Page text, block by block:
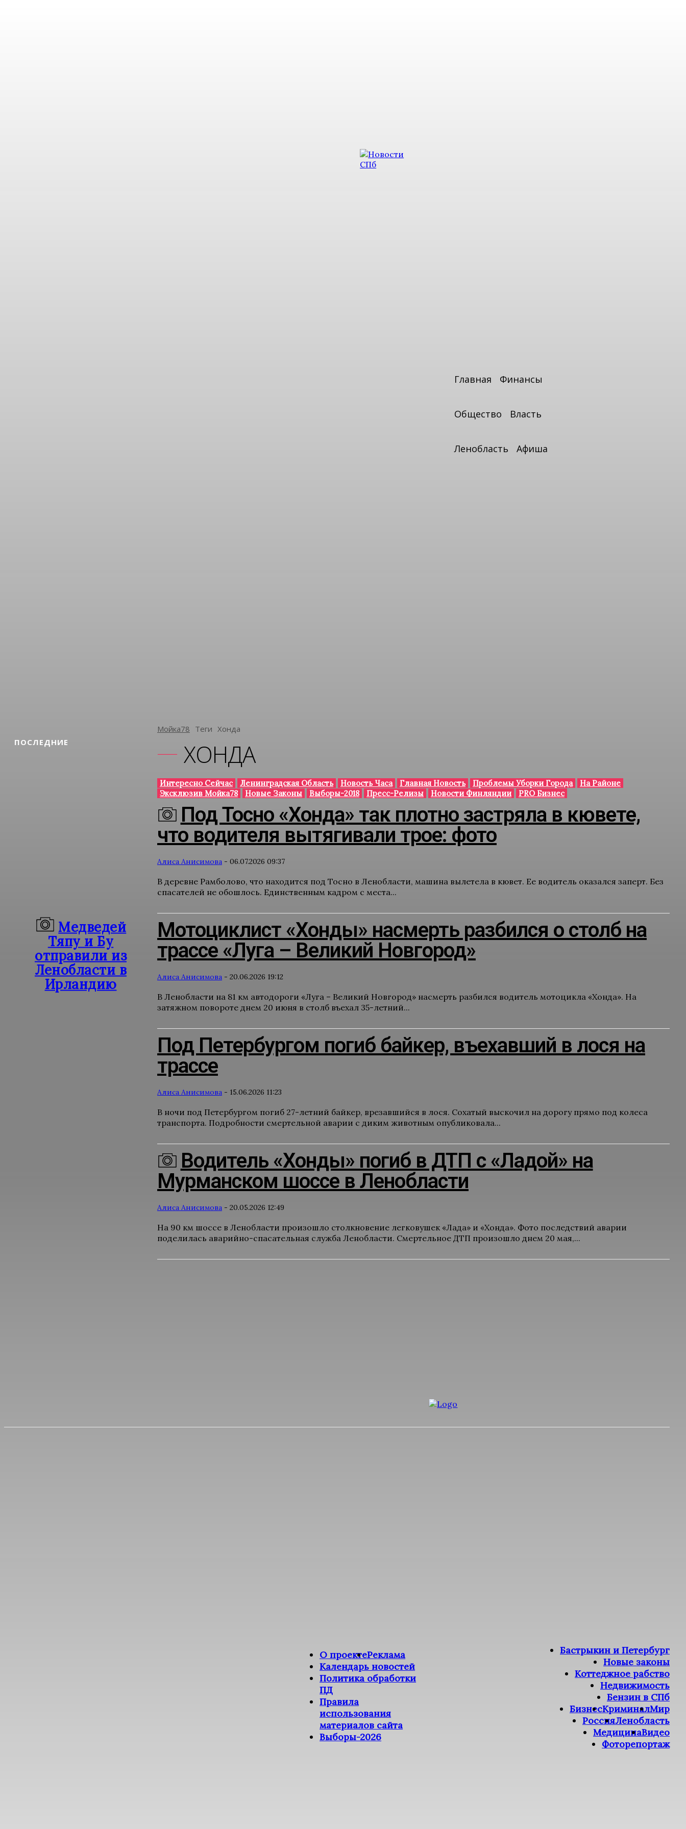
Главная Финансы
Общество Власть
Ленобласть Афиша
ПОСЛЕДНИЕ
Медведей
Тяпу и Бу
отправили из
Ленобласти в
Ирландию
Мойка78 Теги Хонда
ХОНДА
Интересно Сейчас Ленинградская Область Новость Часа Главная Новость Проблемы Уборки Города
На Районе
Эксклюзив Мойка78
Новые Законы Выборы-2018 Пресс-Релизы Новости Финляндии PRO Бизнес
Под Тосно «Хонда» так плотно застряла в кювете,
что водителя вытягивали трое: фото
Алиса Анисимова - 06.07.2026 09:37
В деревне Рамболово, что находится под Тосно в Ленобласти, машина вылетела в кювет. Ее водитель оказался заперт. Без
спасателей не обошлось. Единственным кадром с места...
Мотоциклист «Хонды» насмерть разбился о столб на
трассе «Луга – Великий Новгород»
Алиса Анисимова - 20.06.2026 19:12
В Ленобласти на 81 км автодороги «Луга – Великий Новгород» насмерть разбился водитель мотоцикла «Хонда». На
затяжном повороте днем 20 июня в столб въехал 35-летний...
Под Петербургом погиб байкер, въехавший в лося на
трассе
Алиса Анисимова - 15.06.2026 11:23
В ночи под Петербургом погиб 27-летний байкер, врезавшийся в лося. Сохатый выскочил на дорогу прямо под колеса
транспорта. Подробности смертельной аварии с диким животным опубликовала...
Водитель «Хонды» погиб в ДТП с «Ладой» на
Мурманском шоссе в Ленобласти
Алиса Анисимова - 20.05.2026 12:49
На 90 км шоссе в Ленобласти произошло столкновение легковушек «Лада» и «Хонда». Фото последствий аварии
поделилась аварийно-спасательная служба Ленобласти. Смертельное ДТП произошло днем 20 мая,...
О проектеРеклама
Календарь новостей
Политика обработки
ПД
Правила
использования
материалов сайта
Выборы-2026
Бастрыкин и Петербург
Новые законы
Коттеджное рабство
Недвижимость
Бензин в СПб
БизнесКриминалМир
РоссияЛенобласть
МедицинаВидео
Фоторепортаж